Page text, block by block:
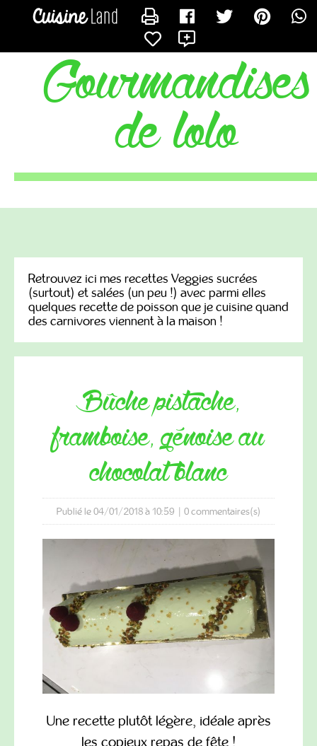
gourmandises
de lolo
Retrouvez ici mes recettes Veggies sucrées
(surtout) et salées (un peu !) avec parmi elles
quelques recette de poisson que je cuisine quand
des carnivores viennent à la maison !
bûche pistache,
framboise, génoise au
chocolat blanc
Publié le 04/01/2018 à 10:59 0commentaires(s)
Une recette plutôt légère, idéale après
les copieux repas de fête !
CONTACTER LOWDELICES